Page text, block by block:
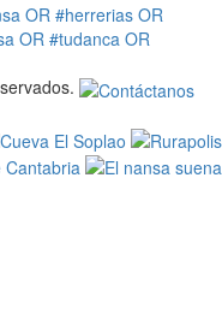
OR #herrerias OR
OR #tudanca OR